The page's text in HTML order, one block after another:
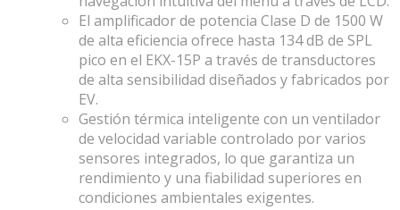
El amplificador de potencia Clase D de 1500 W
de alta eficiencia ofrece hasta 134 dB de SPL
pico en el EKX-15P a través de transductores
de alta sensibilidad diseñados y fabricados por
EV.
Gestión térmica inteligente con un ventilador
de velocidad variable controlado por varios
sensores integrados, lo que garantiza un
rendimiento y una fiabilidad superiores en
condiciones ambientales exigentes.